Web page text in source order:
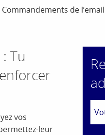
Commandements de
Tu
vos
leur